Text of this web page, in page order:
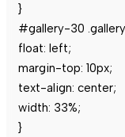
}
#gallery-30
float: left;
margin-top: 10px;
text-align: center;
width: 33%;
}